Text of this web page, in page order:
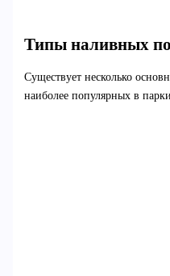
Типы наливных
Существует несколько
наиболее популярных в